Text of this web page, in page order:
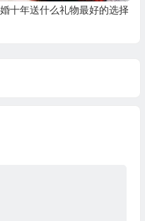
十年送什么礼物最好的选择